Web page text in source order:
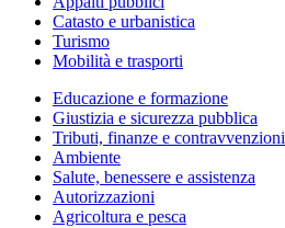
Catasto e urbanistica
Turismo
Mobilità e trasporti
Educazione e formazione
Giustizia e sicurezza pubblica
Tributi, finanze e contravvenzioni
Ambiente
Salute, benessere e assistenza
Autorizzazioni
Agricoltura e pesca